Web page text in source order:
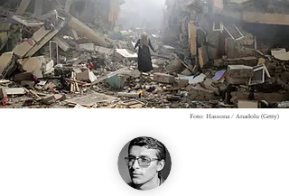
Foto: Hassona / Anadolu (Getty)